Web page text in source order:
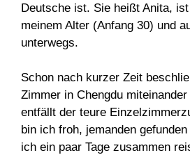
Deutsche ist. Sie heißt Anita,
meinem Alter (Anfang 30) und
unterwegs.
Schon nach kurzer Zeit
Zimmer in Chengdu
entfällt der teure
bin ich froh, jemanden
ich ein paar Tage zusammen